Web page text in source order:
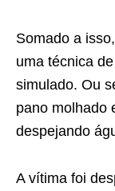
Somado a
uma técnica
simulado. Ou
pano molhado
despejando
A vítima foi